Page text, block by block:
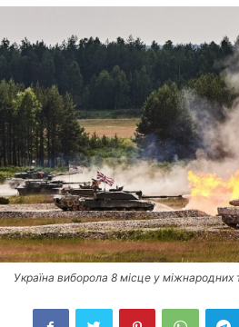
Україна виборола 8 місце у міжнародних